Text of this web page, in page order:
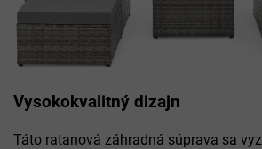
Vysokokvalitný dizajn
Táto ratanová záhradná súprava sa